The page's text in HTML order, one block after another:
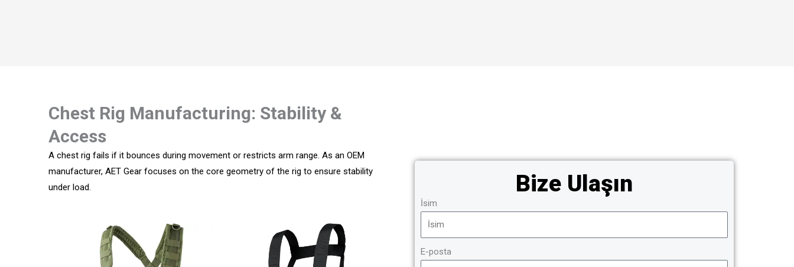
Chest Rig Manufacturing: Stability &
Access
A chest rig fails if it bounces during movement or restricts arm range. As an OEM
manufacturer, AET Gear focuses on the core geometry of the rig to ensure stability
under load.
Bize Ulaşın
İsim
E-posta